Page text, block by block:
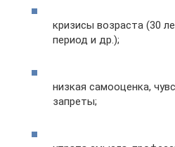
кризисы возраста (30
период и др.);
низкая самооценка,
запреты;